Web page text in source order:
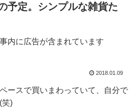
予定。シンプルな雑貨た
内に広告が含まれています
2018.01.09
ースで買いまわっていて、自分で
笑)